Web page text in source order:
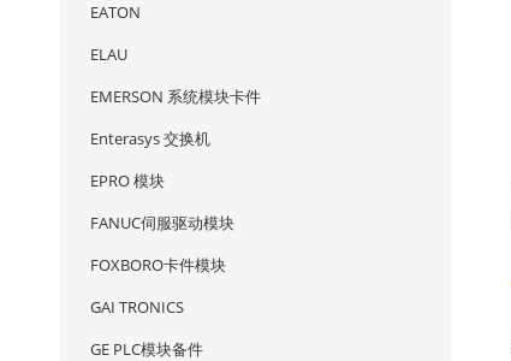
EATON
ELAU
EMERSON 系统模块卡件
Enterasys 交换机
EPRO 模块
FANUC伺服驱动模块
FOXBORO卡件模块
GAI TRONICS
GE PLC模块备件